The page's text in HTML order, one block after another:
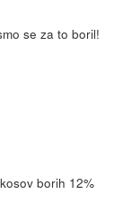
se za to boril!
borih 12%